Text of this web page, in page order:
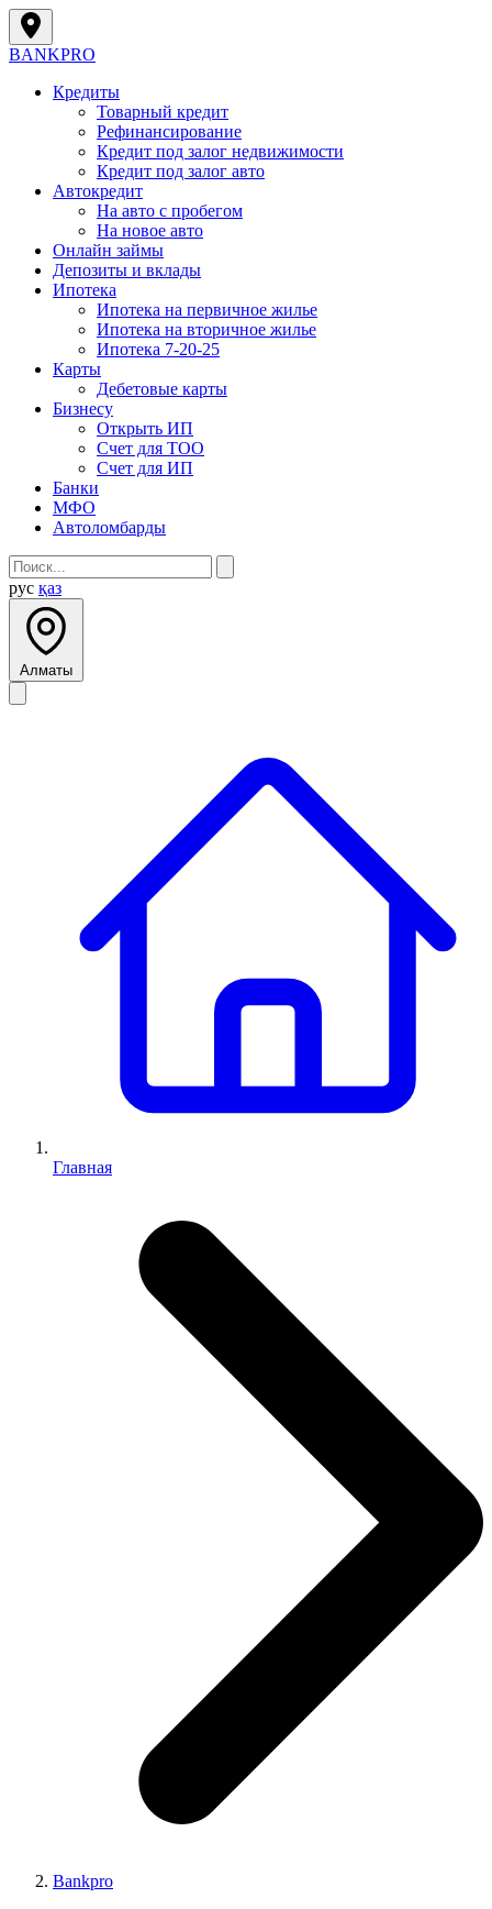
BANKPRO
Кредиты
Товарный кредит
Рефинансирование
Кредит под залог недвижимости
Кредит под залог авто
Автокредит
На авто с пробегом
На новое авто
Онлайн займы
Депозиты и вклады
Ипотека
Ипотека на первичное жилье
Ипотека на вторичное жилье
Ипотека 7-20-25
Карты
Дебетовые карты
Бизнесу
Открыть ИП
Cчет для ТОО
Счет для ИП
Банки
МФО
Автоломбарды
рус қаз
Алматы
Главная
Bankpro